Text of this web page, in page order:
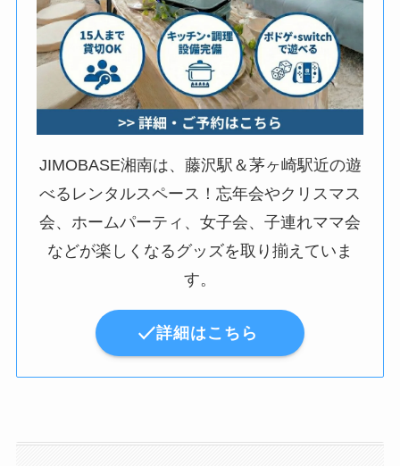
JIMOBASE湘南は、藤沢駅＆茅ヶ崎駅近の遊
べるレンタルスペース！忘年会やクリスマス
会、ホームパーティ、女子会、子連れママ会
などが楽しくなるグッズを取り揃えていま
す。
詳細はこちら